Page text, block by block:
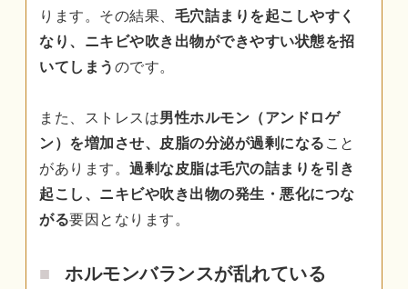
ります。その結果、 毛穴詰まりを起こしやすく
なり、ニキビや吹き出物ができやすい状態を招
いてしまう のです。
また、ストレスは男性ホルモン（アンドロゲ
ン）を増加させ、皮脂の分泌が過剰になる こと
があります。 過剰な皮脂は毛穴の詰まりを引き
起こし、ニキビや吹き出物の発生・悪化につな
がる要因となります。
ホルモンバランスが乱れている